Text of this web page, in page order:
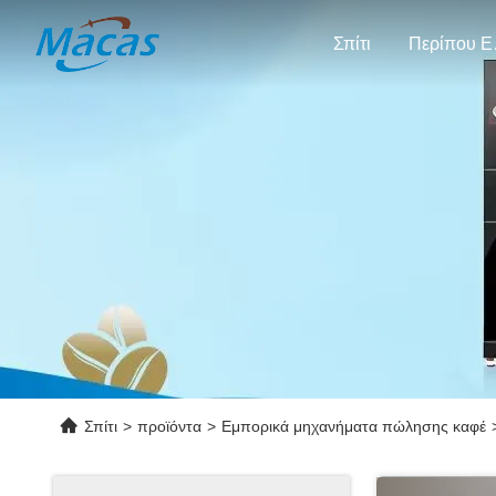
Σπίτι
Σπίτι > προϊόντα > Εμπορικά μηχανήματα πώλησης καφέ